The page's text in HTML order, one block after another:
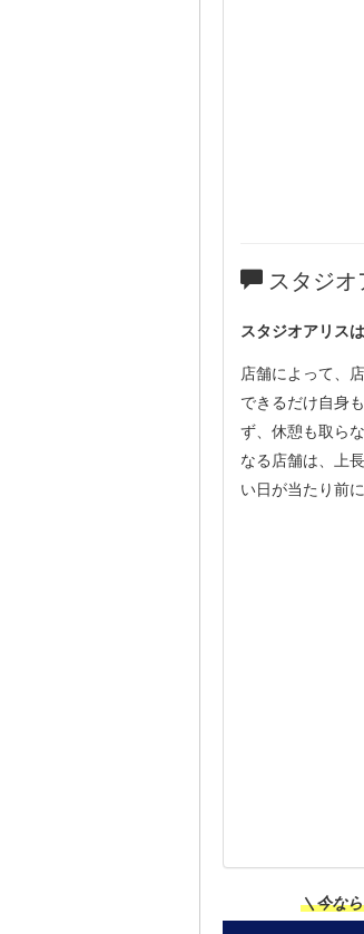
スタジ
スタジオアリス
店舗によって、
できるだけ自身
ず、休憩も取ら
なる店舗は、上
い日が当たり前
＼今な